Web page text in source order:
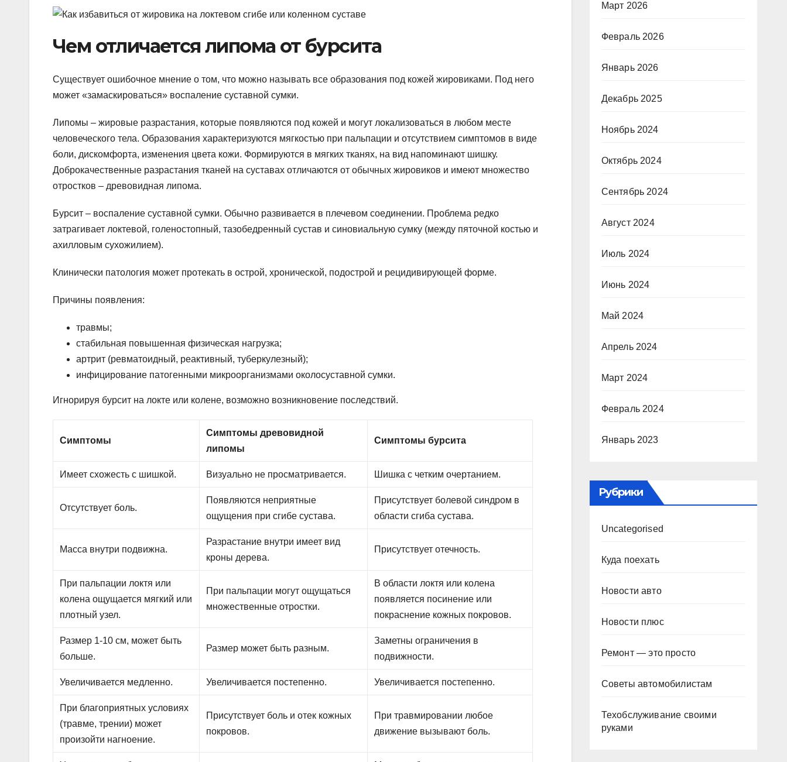
Чем отличается липома от бурсита
Существует ошибочное мнение о том, что можно называть все образования под кожей жировиками. Под него
может «замаскироваться» воспаление суставной сумки.
Липомы – жировые разрастания, которые появляются под кожей и могут локализоваться в любом месте
человеческого тела. Образования характеризуются мягкостью при пальпации и отсутствием симптомов в виде
боли, дискомфорта, изменения цвета кожи. Формируются в мягких тканях, на вид напоминают шишку.
Доброкачественные разрастания тканей на суставах отличаются от обычных жировиков и имеют множество
отростков – древовидная липома.
Бурсит – воспаление суставной сумки. Обычно развивается в плечевом соединении. Проблема редко
затрагивает локтевой, голеностопный, тазобедренный сустав и синовиальную сумку (между пяточной костью и
ахилловым сухожилием).
Клинически патология может протекать в острой, хронической, подострой и рецидивирующей форме.
Причины появления:
травмы;
стабильная повышенная физическая нагрузка;
артрит (ревматоидный, реактивный, туберкулезный);
инфицирование патогенными микроорганизмами околосуставной сумки.
Игнорируя бурсит на локте или колене, возможно возникновение последствий.
Симптомы
Симптомы древовидной
липомы
Симптомы бурсита
Имеет схожесть с шишкой. Визуально не просматривается. Шишка с четким очертанием.
Отсутствует боль.
Появляются неприятные
ощущения при сгибе сустава.
Присутствует болевой синдром в
области сгиба сустава.
Масса внутри подвижна.
Разрастание внутри имеет вид
кроны дерева.
Присутствует отечность.
При пальпации локтя или
колена ощущается мягкий или
плотный узел.
При пальпации могут ощущаться
множественные отростки.
В области локтя или колена
появляется посинение или
покраснение кожных покровов.
Размер 1-10 см, может быть
больше.
Размер может быть разным.
Заметны ограничения в
подвижности.
Увеличивается медленно. Увеличивается постепенно. Увеличивается постепенно.
При благоприятных условиях
(травме, трении) может
произойти нагноение.
Присутствует боль и отек кожных
покровов.
При травмировании любое
движение вызывают боль.
Март 2026
Февраль 2026
Январь 2026
Декабрь 2025
Ноябрь 2024
Октябрь 2024
Сентябрь 2024
Август 2024
Июль 2024
Июнь 2024
Май 2024
Апрель 2024
Март 2024
Февраль 2024
Январь 2023
Рубрики
Uncategorised
Куда поехать
Новости авто
Новости плюс
Ремонт — это просто
Советы автомобилистам
Техобслуживание своими
руками